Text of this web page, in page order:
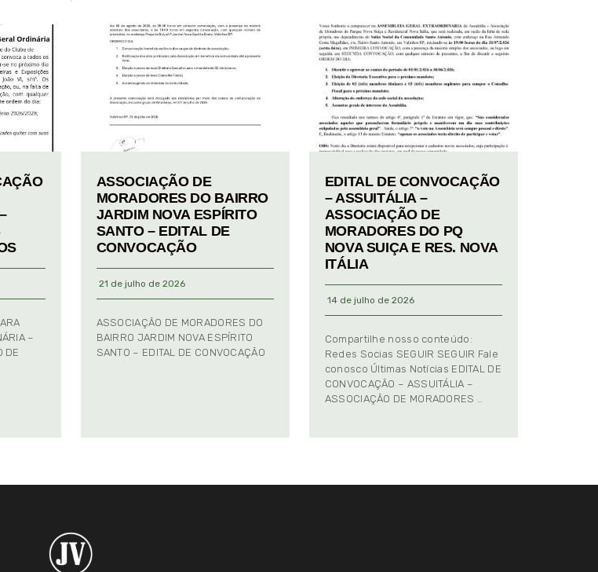
–
DE
ASSOCIAÇÃO DE
MORADORES DO BAIRRO
JARDIM NOVA ESPÍRITO
SANTO – EDITAL DE
CONVOCAÇÃO
21 de julho de 2026
ASSOCIAÇÃO DE MORADORES DO
BAIRRO JARDIM NOVA ESPÍRITO
SANTO – EDITAL DE CONVOCAÇÃO
EDITAL DE CONVOCAÇÃO
– ASSUITÁLIA –
ASSOCIAÇÃO DE
MORADORES DO PQ
NOVA SUIÇA E RES. NOVA
ITÁLIA
14 de julho de 2026
Compartilhe nosso conteúdo:
Redes Socias SEGUIR SEGUIR Fale
conosco Últimas Notícias EDITAL DE
CONVOCAÇÃO – ASSUITÁLIA –
ASSOCIAÇÃO DE MORADORES …